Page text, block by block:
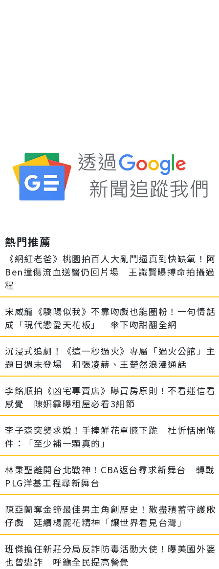
熱門推薦
《網紅老爸》桃園拍百人大亂鬥逼真到快缺氧！阿
Ben撞傷流血送醫仍回片場 王識賢曝搏命拍攝過
程
宋威龍《驕陽似我》不靠吻戲也能圈粉！一句情話
成「現代戀愛天花板」 傘下吻甜翻全網
沉浸式追劇！《這一秒過火》專屬「過火公館」主
題日週末登場 和張凌赫、王楚然浪漫通話
李銘順拍《凶宅專賣店》曝買房原則！不看迷信看
感覺 陳姸霏曝租屋必看3細節
李子森突襲求婚！手捧鮮花單膝下跪 杜忻恬開條
件：「至少補一顆真的」
林秉聖離開台北戰神！CBA返台尋求新舞台 轉戰
PLG洋基工程尋新舞台
陳亞蘭奪金鐘最佳男主角創歷史！散盡積蓄守護歌
仔戲 延續楊麗花精神「讓世界看見台灣」
班傑擔任新莊分局反詐防毒活動大使！曝美國外婆
也曾遭詐 呼籲全民提高警覺